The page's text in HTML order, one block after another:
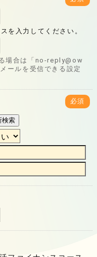
を入力してください。
場合は「no-reply@ow
ルを受信できる設定
必須
検索